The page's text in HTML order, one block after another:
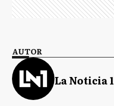
AUTOR
La Noticia 1